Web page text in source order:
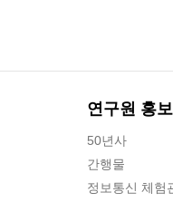
연구원 홍보
50년사
간행물
정보통신 체험